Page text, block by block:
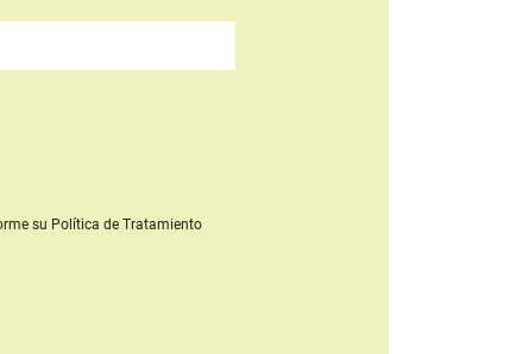
su Política de Tratamiento